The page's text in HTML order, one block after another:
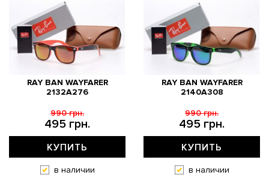
RAY BAN WAYFARER
2132A276
495 грн.
990 грн.
КУПИТЬ
в наличии
RAY BAN WAYFARER
2140A308
495 грн.
990 грн.
КУПИТЬ
в наличии